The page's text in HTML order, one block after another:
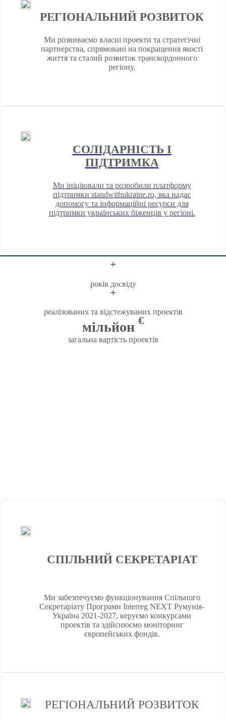
РЕГІОНАЛЬНИЙ РОЗВИТОК
Ми розвиваємо власні проекти та стратегічні
партнерства, спрямовані на покращення якості
життя та сталий розвиток транскордонного
регіону.
СОЛІДАРНІСТЬ І
ПІДТРИМКА
Ми ініціювали та розробили платформу
підтримки standwithukraine.ro, яка надає
допомогу та інформаційні ресурси для
підтримки українських біженців у регіоні.
+
років досвіду
+
реалізованих та відстежуваних проектів
мільйон €
загальна вартість проектів
СПІЛЬНИЙ СЕКРЕТАРІАТ
Ми забезпечуємо функціонування Спільного
Секретаріату Програми Interreg NEXT Румунія-
Україна 2021-2027, керуємо конкурсами
проектів та здійснюємо моніторинг
європейських фондів.
РЕГІОНАЛЬНИЙ РОЗВИТОК